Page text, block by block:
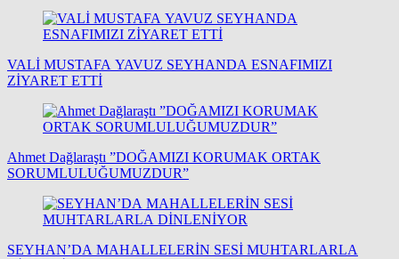
VALİ MUSTAFA YAVUZ SEYHANDA ESNAFIMIZI
ZİYARET ETTİ
Ahmet Dağlaraştı ”DOĞAMIZI KORUMAK ORTAK
SORUMLULUĞUMUZDUR”
SEYHAN’DA MAHALLELERİN SESİ MUHTARLARLA